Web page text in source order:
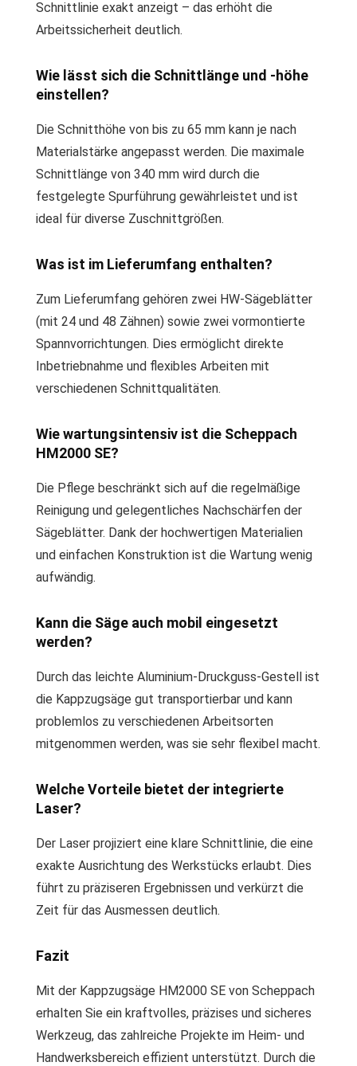
Schnittlinie exakt anzeigt – das erhöht die
Arbeitssicherheit deutlich.
Wie lässt sich die Schnittlänge und -höhe
einstellen?
Die Schnitthöhe von bis zu 65 mm kann je nach
Materialstärke angepasst werden. Die maximale
Schnittlänge von 340 mm wird durch die
festgelegte Spurführung gewährleistet und ist
ideal für diverse Zuschnittgrößen.
Was ist im Lieferumfang enthalten?
Zum Lieferumfang gehören zwei HW-Sägeblätter
(mit 24 und 48 Zähnen) sowie zwei vormontierte
Spannvorrichtungen. Dies ermöglicht direkte
Inbetriebnahme und flexibles Arbeiten mit
verschiedenen Schnittqualitäten.
Wie wartungsintensiv ist die Scheppach
HM2000 SE?
Die Pflege beschränkt sich auf die regelmäßige
Reinigung und gelegentliches Nachschärfen der
Sägeblätter. Dank der hochwertigen Materialien
und einfachen Konstruktion ist die Wartung wenig
aufwändig.
Kann die Säge auch mobil eingesetzt
werden?
Durch das leichte Aluminium-Druckguss-Gestell ist
die Kappzugsäge gut transportierbar und kann
problemlos zu verschiedenen Arbeitsorten
mitgenommen werden, was sie sehr flexibel macht.
Welche Vorteile bietet der integrierte
Laser?
Der Laser projiziert eine klare Schnittlinie, die eine
exakte Ausrichtung des Werkstücks erlaubt. Dies
führt zu präziseren Ergebnissen und verkürzt die
Zeit für das Ausmessen deutlich.
Fazit
Mit der Kappzugsäge HM2000 SE von Scheppach
erhalten Sie ein kraftvolles, präzises und sicheres
Werkzeug, das zahlreiche Projekte im Heim- und
Handwerksbereich effizient unterstützt. Durch die